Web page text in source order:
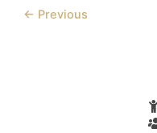
← Previous